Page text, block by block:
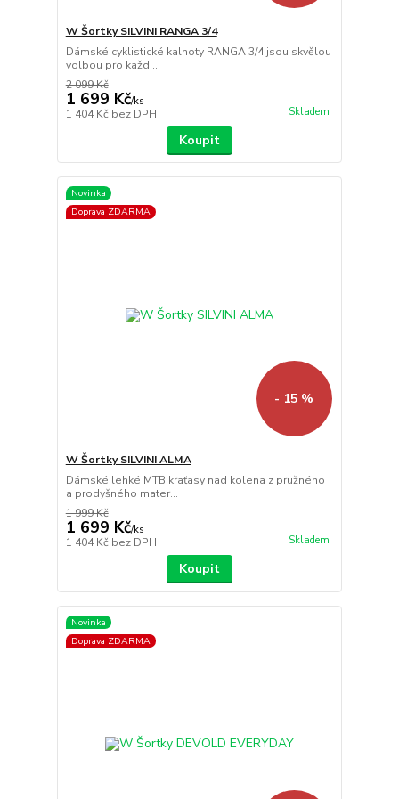
W Šortky SILVINI RANGA 3/4
Dámské cyklistické kalhoty RANGA 3/4 jsou skvělou
volbou pro každ...
2 099 Kč
1 699 Kč/ks
1 404 Kč bez DPH Skladem
Koupit
Novinka
Doprava ZDARMA
- 15 %
W Šortky SILVINI ALMA
Dámské lehké MTB kraťasy nad kolena z pružného
a prodyšného mater...
1 999 Kč
1 699 Kč/ks
1 404 Kč bez DPH Skladem
Koupit
Novinka
Doprava ZDARMA